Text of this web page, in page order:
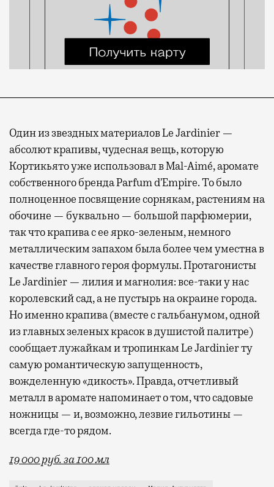
Один из звездных материалов Le Jardinier —
абсолют крапивы, чудесная вещь, которую
Кортикьято уже использовал в Mal-Aimé, аромате
собственного бренда Parfum d’Empire. То было
полноценное посвящение сорнякам, растениям на
обочине — буквально — большой парфюмерии,
так что крапива с ее ярко-зеленым, немного
металлическим запахом была более чем уместна в
качестве главного героя формулы. Протагонисты
Le Jardinier — лилия и магнолия: все-таки у нас
королевский сад, а не пустырь на окраине города.
Но именно крапива (вместе с гальбанумом, одной
из главных зеленых красок в душистой палитре)
сообщает лужайкам и тропинкам Le Jardinier ту
самую романтическую запущенность,
вожделенную «дикость». Правда, отчетливый
металл в аромате напоминает о том, что садовые
ножницы — и, возможно, лезвие гильотины —
всегда где-то рядом.
19 000 руб. за 100 мл